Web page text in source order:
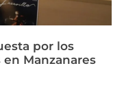
por los
Manzanares